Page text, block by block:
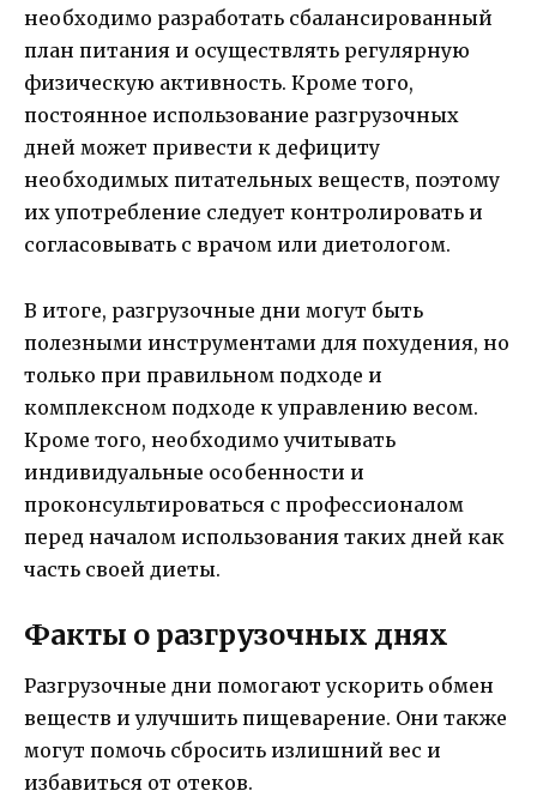
необходимо разработать сбалансированный
план питания и осуществлять регулярную
физическую активность. Кроме того,
постоянное использование разгрузочных
дней может привести к дефициту
необходимых питательных веществ, поэтому
их употребление следует контролировать и
согласовывать с врачом или диетологом.
В итоге, разгрузочные дни могут быть
полезными инструментами для похудения, но
только при правильном подходе и
комплексном подходе к управлению весом.
Кроме того, необходимо учитывать
индивидуальные особенности и
проконсультироваться с профессионалом
перед началом использования таких дней как
часть своей диеты.
Факты о разгрузочных днях
Разгрузочные дни помогают ускорить обмен
веществ и улучшить пищеварение. Они также
могут помочь сбросить излишний вес и
избавиться от отеков.